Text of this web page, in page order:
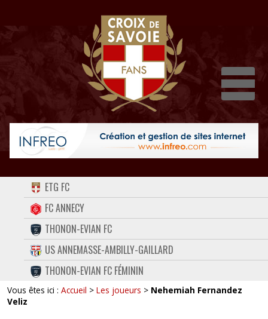
ACCUEIL
FORUM
CONTACT
FACEBOOK
TWITTER
INSTAGRAM
ETG FC
FC ANNECY
THONON-EVIAN FC
US ANNEMASSE-AMBILLY-GAILLARD
THONON-EVIAN FC FÉMININ
Vous êtes ici : Accueil > Les joueurs > Nehemiah Fernandez
Veliz